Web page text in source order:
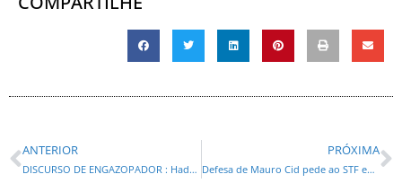
ANTERIOR
DISCURSO DE ENGAZOPADOR : Haddad diz que prefere ter pecha de gastador do que de “caloteiro”
PRÓXIMA
Defesa de Mauro Cid pede ao STF extinção da pena